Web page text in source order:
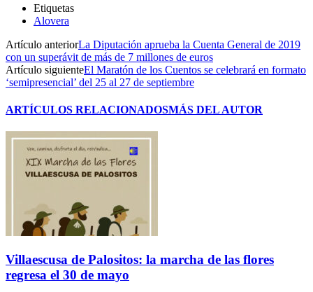
Etiquetas
Alovera
Artículo anteriorLa Diputación aprueba la Cuenta General de 2019
con un superávit de más de 7 millones de euros
Artículo siguienteEl Maratón de los Cuentos se celebrará en formato
‘semipresencial’ del 25 al 27 de septiembre
ARTÍCULOS RELACIONADOSMÁS DEL AUTOR
Villaescusa de Palositos: la marcha de las flores
regresa el 30 de mayo